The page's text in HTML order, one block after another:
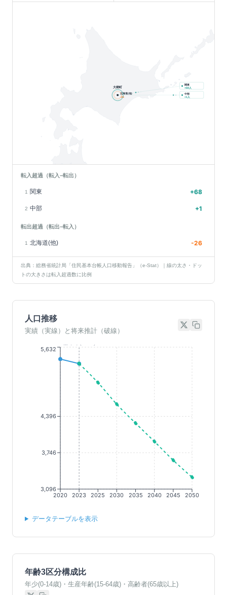
北海道(他)
-26
大樹町
関東
+68人
中部
+1人
転入超過（転入−転出）
1 関東 +68
2 中部 +1
転出超過（転出−転入）
1 北海道(他) -26
出典：総務省統計局「住民基本台帳人口移動報告」（e-Stat）｜線の太さ・ドッ
トの大きさは転入超過数に比例
人口推移
実績（実線）と将来推計（破線）
2020 2023 2025 2030 2035 2040 2045 2050
3,096
3,746
4,396
5,632
データテーブルを表示
年齢3区分構成比
年少(0-14歳)・生産年齢(15-64歳)・高齢者(65歳以上)